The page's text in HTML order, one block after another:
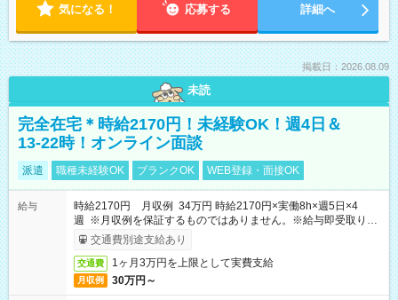
気になる！ 応募する 詳細へ
掲載日：2026.08.09
未読
完全在宅＊時給2170円！未経験OK！週4日＆
13-22時！オンライン面談
派遣 職種未経験OK ブランクOK WEB登録・面接OK
給与
時給2170円 月収例 34万円 時給2170円×実働8h×週5日×4
週 ※月収例を保証するものではありません。※給与即受取りサ
ービス利用可（利用条件有）
交通費別途支給あり
交通費 1ヶ月3万円を上限として実費支給
月収例 30万円～